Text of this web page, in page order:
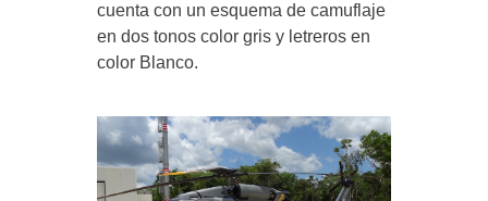
cuenta con un esquema de camuflaje
en dos tonos color gris y letreros en
color Blanco.